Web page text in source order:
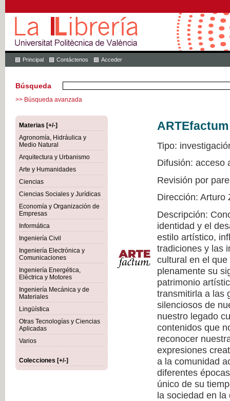
Principal Contáctenos Acceder
Búsqueda
>> Búsqueda avanzada
Materias [+/-]
Agronomía, Hidráulica y
Medio Natural
Arquitectura y Urbanismo
Arte y Humanidades
Ciencias
Ciencias Sociales y Jurídicas
Economía y Organización de
Empresas
Informática
Ingeniería Civil
Ingeniería Electrónica y
Comunicaciones
Ingeniería Energética,
Eléctrica y Motores
Ingeniería Mecánica y de
Materiales
Lingüística
Otras Tecnologías y Ciencias
Aplicadas
Varios
Colecciones [+/-]
ARTEfactum
Tipo:
Difusión: acceso
Revisión por
Dirección: Arturo
Descripción:
identidad y el
estilo artístico,
tradiciones y las
cultural en el
plenamente su
patrimonio
transmitirla a las
silenciosos de
nuestro legado
contenidos que
reconocer
expresiones
a la comunidad
diferentes
único de su
la sociedad en la